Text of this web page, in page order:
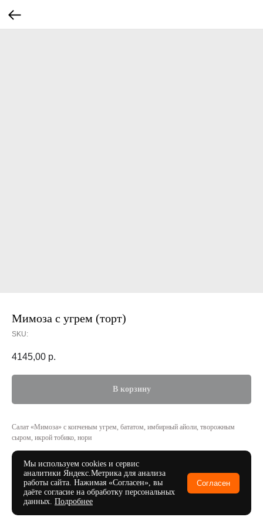
Мы используем cookies и сервис
аналитики Яндекс.Метрика для анализа
работы сайта. Нажимая «Согласен», вы
даёте согласие на обработку персональных
данных. Подробнее
Согласен
Мимоза с угрем (торт)
SKU:
4145,00 р.
В корзину
Салат «Мимоза» с копченым угрем, бататом, имбирный айоли, творожным
сыром, икрой тобико, нори
Порция: 1036 г